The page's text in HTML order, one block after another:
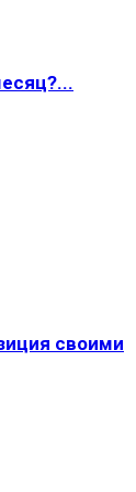
своими